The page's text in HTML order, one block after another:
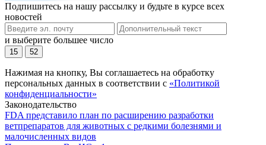
Подпишитесь на нашу рассылку и будьте в курсе всех
новостей
и выберите большее число
15 52
Нажимая на кнопку, Вы соглашаетесь на обработку
персональных данных в соответствии с «Политикой
конфиденциальности»
Законодательство
FDA представило план по расширению разработки
ветпрепаратов для животных с редкими болезнями и
малочисленных видов